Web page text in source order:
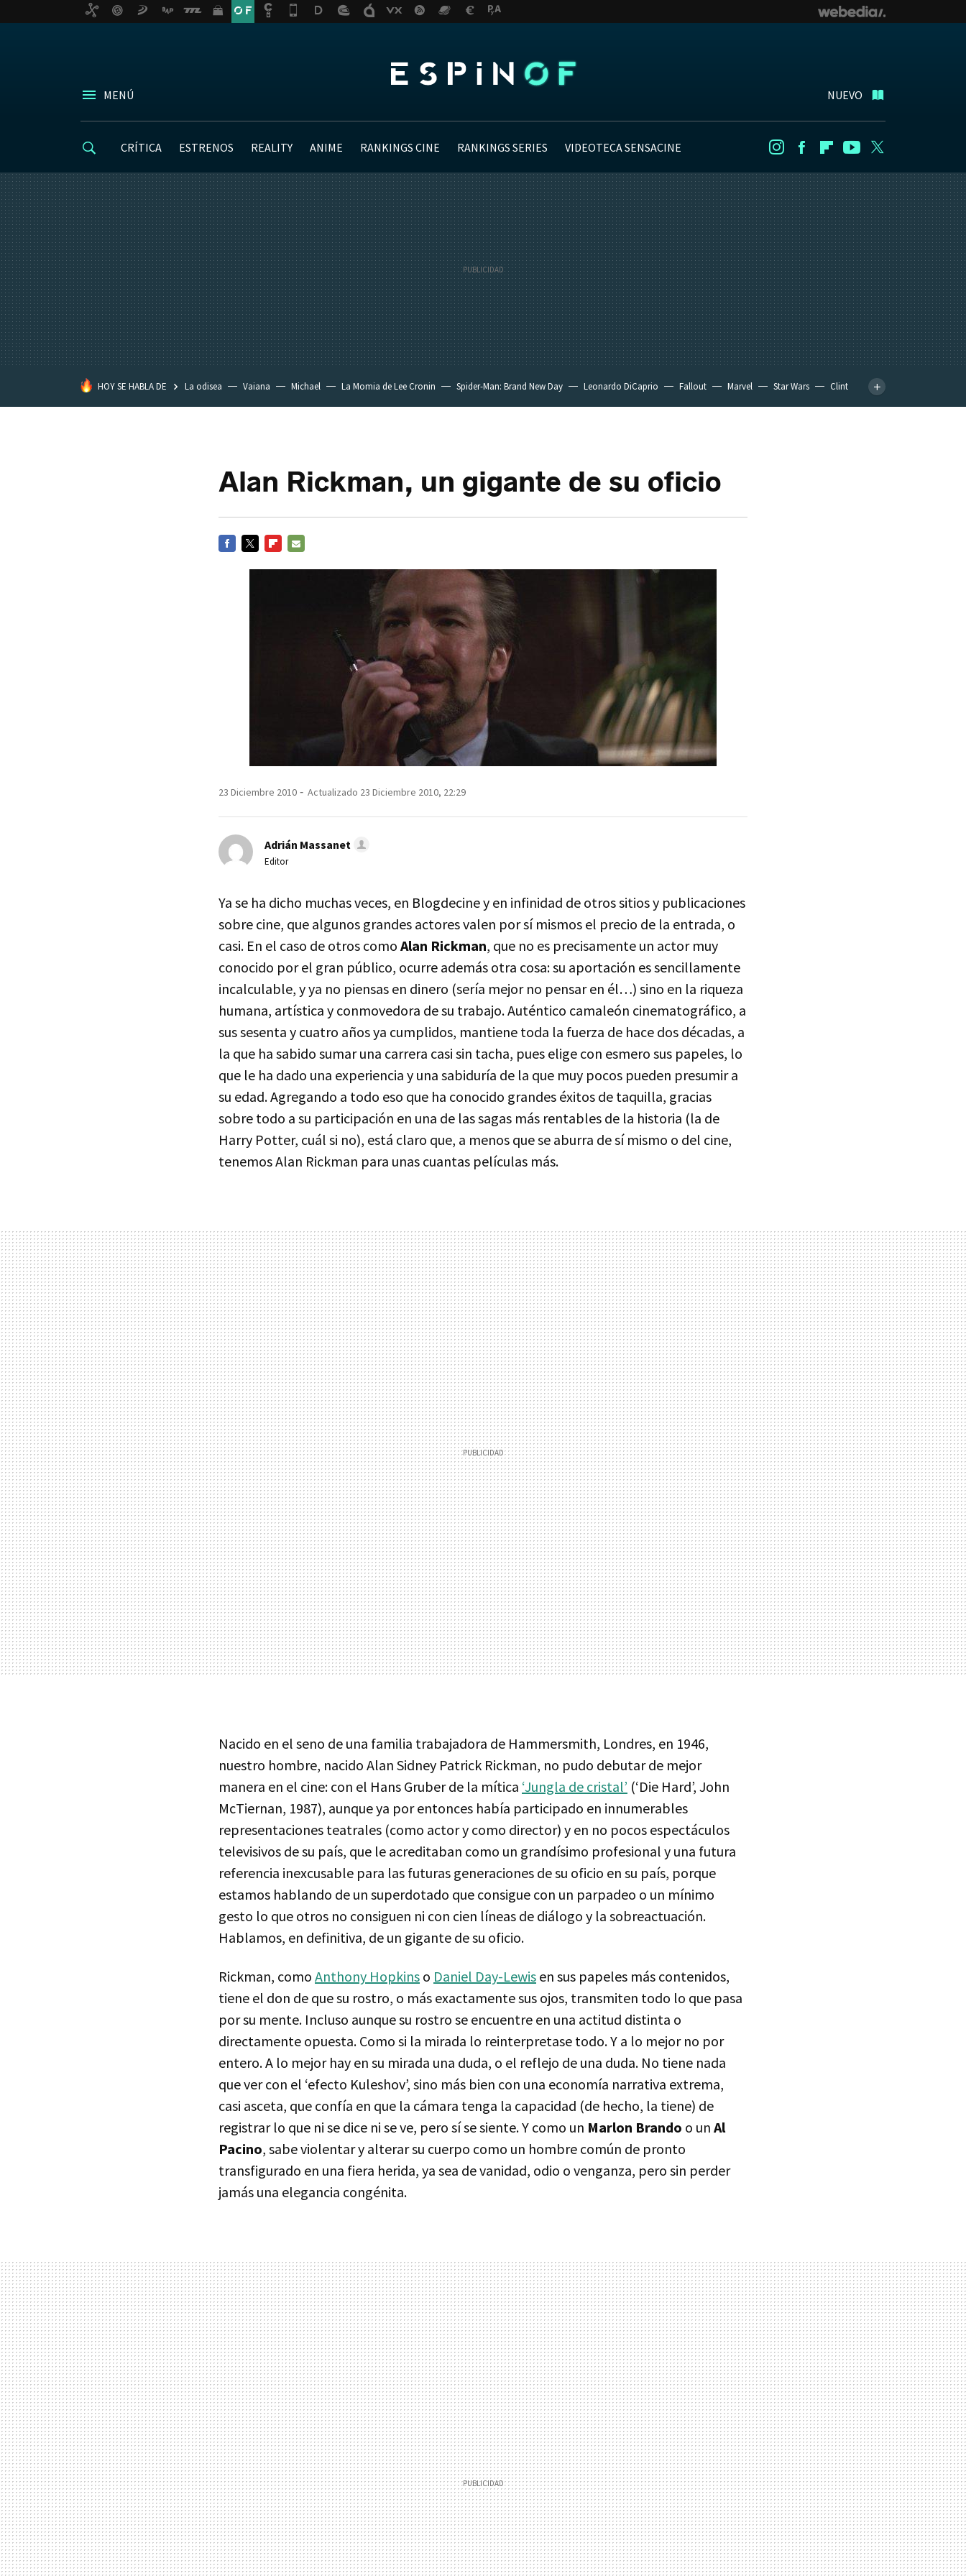
MENÚ NUEVO
CRÍTICA ESTRENOS REALITY ANIME RANKINGS CINE RANKINGS SERIES VIDEOTECA SENSACINE InstagramFacebookFlipboard
Youtube
HOY SE HABLA DE La odisea Vaiana Michael La Momia de Lee Cronin Spider-Man: Brand New Day Leonardo DiCaprio Fallout Marvel Star Wars
Clint
Alan Rickman, un gigante de su oficio
23 Diciembre 2010 Actualizado 23 Diciembre 2010, 22:29
Adrián Massanet
Editor
Ya se ha dicho muchas veces, en Blogdecine y en infinidad de otros sitios y publicaciones
sobre cine, que algunos grandes actores valen por sí mismos el precio de la entrada, o
casi. En el caso de otros como Alan Rickman, que no es precisamente un actor muy
conocido por el gran público, ocurre además otra cosa: su aportación es sencillamente
incalculable, y ya no piensas en dinero (sería mejor no pensar en él…) sino en la riqueza
humana, artística y conmovedora de su trabajo. Auténtico camaleón cinematográfico, a
sus sesenta y cuatro años ya cumplidos, mantiene toda la fuerza de hace dos décadas, a
la que ha sabido sumar una carrera casi sin tacha, pues elige con esmero sus papeles, lo
que le ha dado una experiencia y una sabiduría de la que muy pocos pueden presumir a
su edad. Agregando a todo eso que ha conocido grandes éxitos de taquilla, gracias
sobre todo a su participación en una de las sagas más rentables de la historia (la de
Harry Potter, cuál si no), está claro que, a menos que se aburra de sí mismo o del cine,
tenemos Alan Rickman para unas cuantas películas más.
Nacido en el seno de una familia trabajadora de Hammersmith, Londres, en 1946,
nuestro hombre, nacido Alan Sidney Patrick Rickman, no pudo debutar de mejor
manera en el cine: con el Hans Gruber de la mítica ‘Jungla de cristal’ (‘Die Hard’, John
McTiernan, 1987), aunque ya por entonces había participado en innumerables
representaciones teatrales (como actor y como director) y en no pocos espectáculos
televisivos de su país, que le acreditaban como un grandísimo profesional y una futura
referencia inexcusable para las futuras generaciones de su oficio en su país, porque
estamos hablando de un superdotado que consigue con un parpadeo o un mínimo
gesto lo que otros no consiguen ni con cien líneas de diálogo y la sobreactuación.
Hablamos, en definitiva, de un gigante de su oficio.
Rickman, como Anthony Hopkins o Daniel Day-Lewis en sus papeles más contenidos,
tiene el don de que su rostro, o más exactamente sus ojos, transmiten todo lo que pasa
por su mente. Incluso aunque su rostro se encuentre en una actitud distinta o
directamente opuesta. Como si la mirada lo reinterpretase todo. Y a lo mejor no por
entero. A lo mejor hay en su mirada una duda, o el reflejo de una duda. No tiene nada
que ver con el ‘efecto Kuleshov’, sino más bien con una economía narrativa extrema,
casi asceta, que confía en que la cámara tenga la capacidad (de hecho, la tiene) de
registrar lo que ni se dice ni se ve, pero sí se siente. Y como un Marlon Brando o un Al
Pacino, sabe violentar y alterar su cuerpo como un hombre común de pronto
transfigurado en una fiera herida, ya sea de vanidad, odio o venganza, pero sin perder
jamás una elegancia congénita.